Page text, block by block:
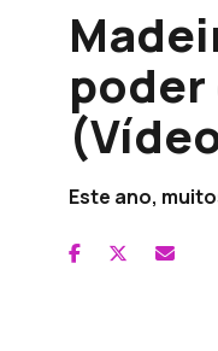
poder
Este ano,